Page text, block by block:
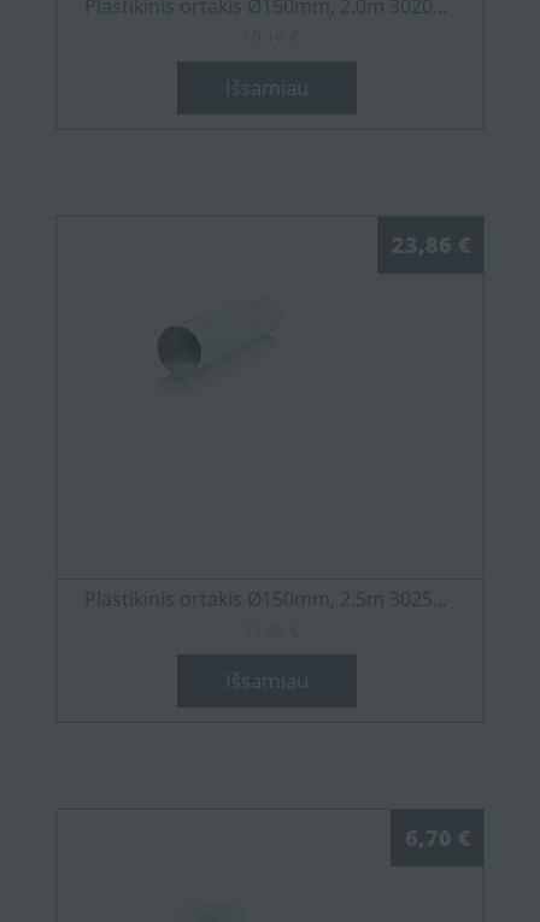
Plastikinis ortakis Ø150mm, 2.0m 3020...
Išsamiau
23,86 €
Plastikinis ortakis Ø150mm, 2.5m 3025...
Išsamiau
6,70 €